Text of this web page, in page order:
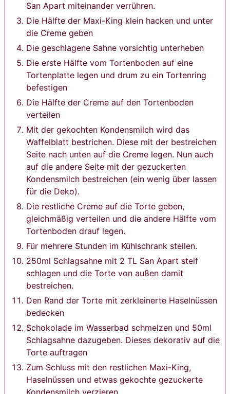
San Apart miteinander verrühren.
Die Hälfte der Maxi-King klein hacken und unter
die Creme geben
Die geschlagene Sahne vorsichtig unterheben
Die erste Hälfte vom Tortenboden auf eine
Tortenplatte legen und drum zu ein Tortenring
befestigen
Die Hälfte der Creme auf den Tortenboden
verteilen
Mit der gekochten Kondensmilch wird das
Waffelblatt bestrichen. Diese mit der bestreichen
Seite nach unten auf die Creme legen. Nun auch
auf die andere Seite mit der gezuckerten
Kondensmilch bestreichen (ein wenig über lassen
für die Deko).
Die restliche Creme auf die Torte geben,
gleichmäßig verteilen und die andere Hälfte vom
Tortenboden drauf legen.
Für mehrere Stunden im Kühlschrank stellen.
250ml Schlagsahne mit 2 TL San Apart steif
schlagen und die Torte von außen damit
bestreichen.
Den Rand der Torte mit zerkleinerte Haselnüssen
bedecken
Schokolade im Wasserbad schmelzen und 50ml
Schlagsahne dazugeben. Dieses dekorativ auf die
Torte auftragen
Zum Schluss mit den restlichen Maxi-King,
Haselnüssen und etwas gekochte gezuckerte